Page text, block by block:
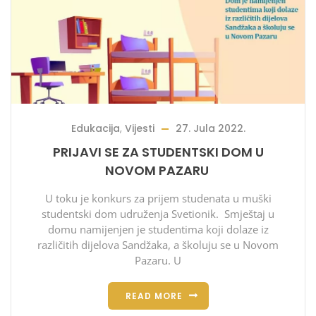
Edukacija, Vijesti 27. Jula 2022.
PRIJAVI SE ZA STUDENTSKI DOM U
NOVOM PAZARU
U toku je konkurs za prijem studenata u muški
studentski dom udruženja Svetionik. Smještaj u
domu namijenjen je studentima koji dolaze iz
različitih dijelova Sandžaka, a školuju se u Novom
Pazaru. U
READ MORE